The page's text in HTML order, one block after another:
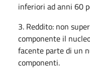
inferiori ad anni 60
3. Reddito: non
componente il
facente parte di un
componenti.